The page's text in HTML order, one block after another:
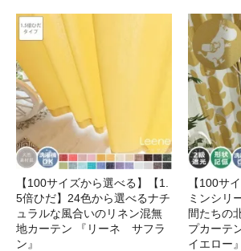
【100サイズから選べる】【1.
5倍ひだ】24色から選べるナチ
ュラルな風合いのリネン混無
地カーテン 『リーネ サフラ
ン』
【100サ
ミンシリ
間たちの
プカーテ
イエロー』